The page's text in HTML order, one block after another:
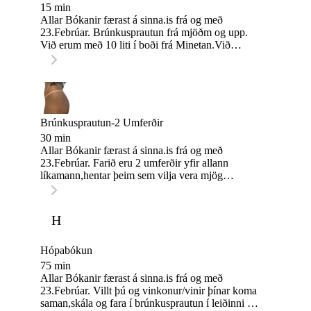
15 min
Allar Bókanir færast á sinna.is frá og með
23.Febrúar. Brúnkusprautun frá mjöðm og upp.
Við erum með 10 liti í boði frá Minetan.Við
hjálpum þér að finna lit sem hentar þér og þinni
húðina,bera rakakrem á hana og þá sérstaklega
olnboga,handabök,ökkla,hné og ristar. Gott er að
mæta í víðum fatnaði fyrir tímann og sleppa
svitalyktareyði. Staðsetning: Holtasmári 1 á
jarðhæðinni(domus læknar eru hinu megin við
götuna)
Brúnkusprautun-2 Umferðir
30 min
Allar Bókanir færast á sinna.is frá og með
23.Febrúar. Farið eru 2 umferðir yfir allann
líkamann,hentar þeim sem vilja vera mjög
dökkar.Við erum með 13 liti í boði frá
þér og þinni húðgerð. Fyrir tímann er gott að
skrúbba húðina,bera rakakrem á hana og þá
ristar.Daginn sem þú kemur í brúnku er ekki mælt
með að fara í sturtu né bera á sig rakakrem og
sleppa svitalykareyði. Gott er að mæta í víðum
fatnaði fyrir tímann og sleppa svitalyktareyði.
H
Hópabókun
75 min
Allar Bókanir færast á sinna.is frá og með
23.Febrúar. Villt þú og vinkonur/vinir þínar koma
saman,skála og fara í brúnkusprautun í leiðinni ?